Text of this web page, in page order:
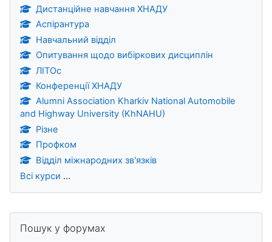
Дистанційне навчання ХНАДУ
Аспірантура
Навчальний відділ
Опитування щодо вибіркових дисциплін
ЛІТОс
Конференції ХНАДУ
Alumni Association Kharkiv National Automobile
and Highway University (KhNAHU)
Різне
Профком
Відділ міжнародних зв'язків
Всі курси ...
Блоки
Пошук у форумах